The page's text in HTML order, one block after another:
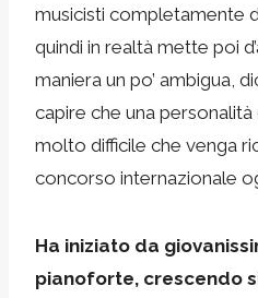
musicisti completamente
quindi in realtà mette poi
maniera un po’ ambigua,
capire che una
molto difficile che venga
concorso internazionale
Ha iniziato da
pianoforte, crescendo